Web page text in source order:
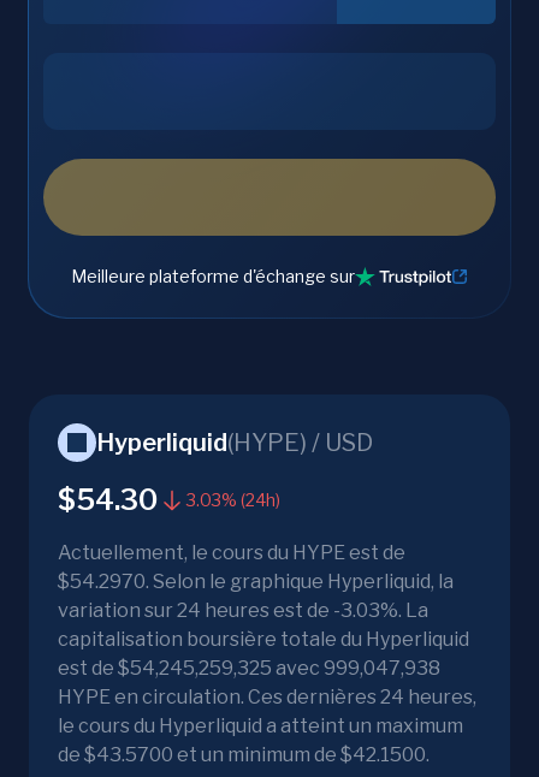
Meilleure plateforme d'échange sur
Hyperliquid(HYPE) / USD
$54.30 3.03% (24h)
Actuellement, le cours du HYPE est de
$54.2970. Selon le graphique Hyperliquid, la
variation sur 24 heures est de -3.03%. La
capitalisation boursière totale du Hyperliquid
est de $54,245,259,325 avec 999,047,938
HYPE en circulation. Ces dernières 24 heures,
le cours du Hyperliquid a atteint un maximum
de $43.5700 et un minimum de $42.1500.